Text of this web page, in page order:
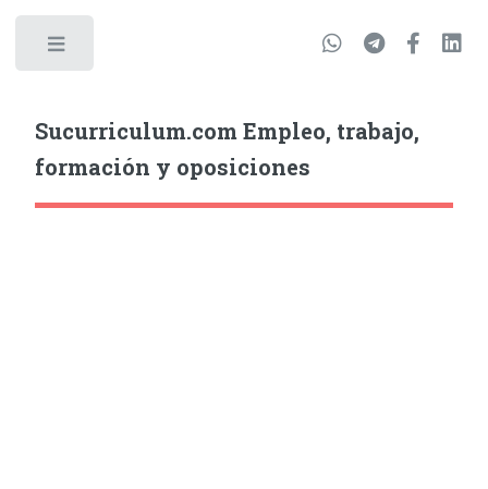
Sucurriculum.com Empleo, trabajo,
formación y oposiciones